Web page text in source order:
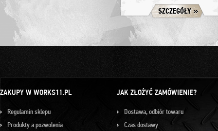
SZCZEGÓŁY
ZAKUPY W WORKS11.PL
Regulamin sklepu
Produkty a pozwolenia
JAK ZŁOŻYĆ ZAMÓWIENIE?
Dostawa, odbiór towaru
Czas dostawy